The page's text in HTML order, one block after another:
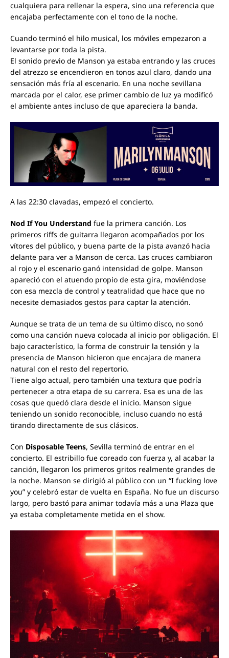
cualquiera para rellenar la espera, sino una referencia que
encajaba perfectamente con el tono de la noche.
Cuando terminó el hilo musical, los móviles empezaron a
levantarse por toda la pista.
El sonido previo de Manson ya estaba entrando y las cruces
del atrezzo se encendieron en tonos azul claro, dando una
sensación más fría al escenario. En una noche sevillana
marcada por el calor, ese primer cambio de luz ya modificó
el ambiente antes incluso de que apareciera la banda.
A las 22:30 clavadas, empezó el concierto.
Nod If You Understand fue la primera canción. Los
primeros riffs de guitarra llegaron acompañados por los
vítores del público, y buena parte de la pista avanzó hacia
delante para ver a Manson de cerca. Las cruces cambiaron
al rojo y el escenario ganó intensidad de golpe. Manson
apareció con el atuendo propio de esta gira, moviéndose
con esa mezcla de control y teatralidad que hace que no
necesite demasiados gestos para captar la atención.
Aunque se trata de un tema de su último disco, no sonó
como una canción nueva colocada al inicio por obligación. El
bajo característico, la forma de construir la tensión y la
presencia de Manson hicieron que encajara de manera
natural con el resto del repertorio.
Tiene algo actual, pero también una textura que podría
pertenecer a otra etapa de su carrera. Esa es una de las
cosas que quedó clara desde el inicio. Manson sigue
teniendo un sonido reconocible, incluso cuando no está
tirando directamente de sus clásicos.
Con Disposable Teens, Sevilla terminó de entrar en el
concierto. El estribillo fue coreado con fuerza y, al acabar la
canción, llegaron los primeros gritos realmente grandes de
la noche. Manson se dirigió al público con un “I fucking love
you” y celebró estar de vuelta en España. No fue un discurso
largo, pero bastó para animar todavía más a una Plaza que
ya estaba completamente metida en el show.